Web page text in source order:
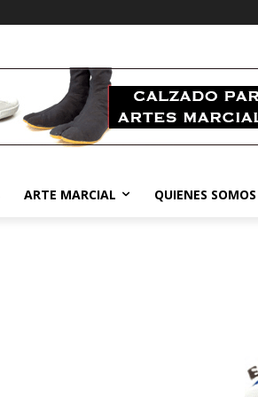
ARTE MARCIAL QUIENES SOMOS